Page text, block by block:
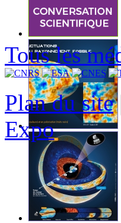
Tous les
Plan du site
Expo